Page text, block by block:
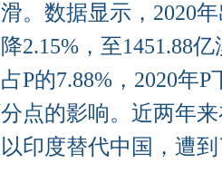
。数据显示，2020
2.15%，至1451.88
P的7.88%，2020年
点的影响。近两年
印度替代中国，遭